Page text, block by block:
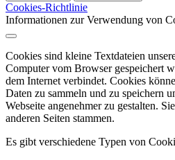
Cookies-Richtlinie
Informationen zur Verwendung von
Cookies sind kleine Textdateien
Computer vom Browser gespeichert
dem Internet verbindet. Cookies
Daten zu sammeln und zu speichern
Webseite angenehmer zu gestalten.
anderen Seiten stammen.
Es gibt verschiedene Typen von